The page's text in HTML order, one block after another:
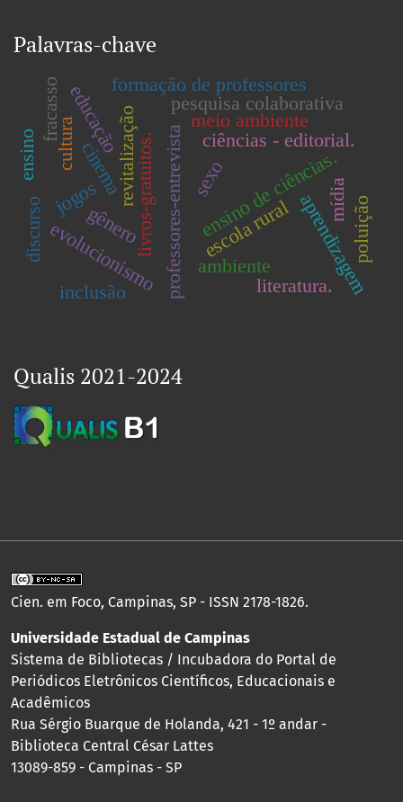
Palavras-chave
livros-gratuitos.professores-entrevista sexo
gênero ensino de ciências.
pesquisa colaborativa
formação de professores
revitalização
aprendizagem
escola rural
ciências - editorial.
evolucionismo ambiente
poluição
cinema
educação
cultura meio ambiente
jogos
discurso mídia
literatura.
inclusão
fracasso
ensino
Qualis 2021-2024
Cien. em Foco, Campinas, SP - ISSN 2178-1826.
Universidade Estadual de Campinas
Sistema de Bibliotecas / Incubadora do Portal de
Periódicos Eletrônicos Científicos, Educacionais e
Acadêmicos
Rua Sérgio Buarque de Holanda, 421 - 1º andar -
Biblioteca Central César Lattes
13089-859 - Campinas - SP